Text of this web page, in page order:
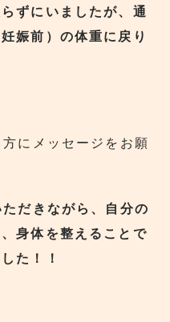
ずにいましたが、通
娠前）の体重に戻り
にメッセージをお願
だきながら、自分の
身体を整えることで
た！！